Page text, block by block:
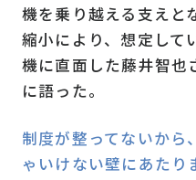
機を乗り越える支えと
縮小により、想定して
機に直面した藤井智也
に語った。
制度が整ってないから
ゃいけない壁にあたり